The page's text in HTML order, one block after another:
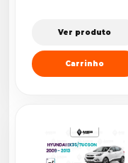
Ver produto
Carrinho